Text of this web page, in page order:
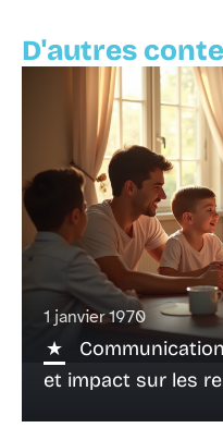
D'autres
1 janvier 1970
et impact sur les